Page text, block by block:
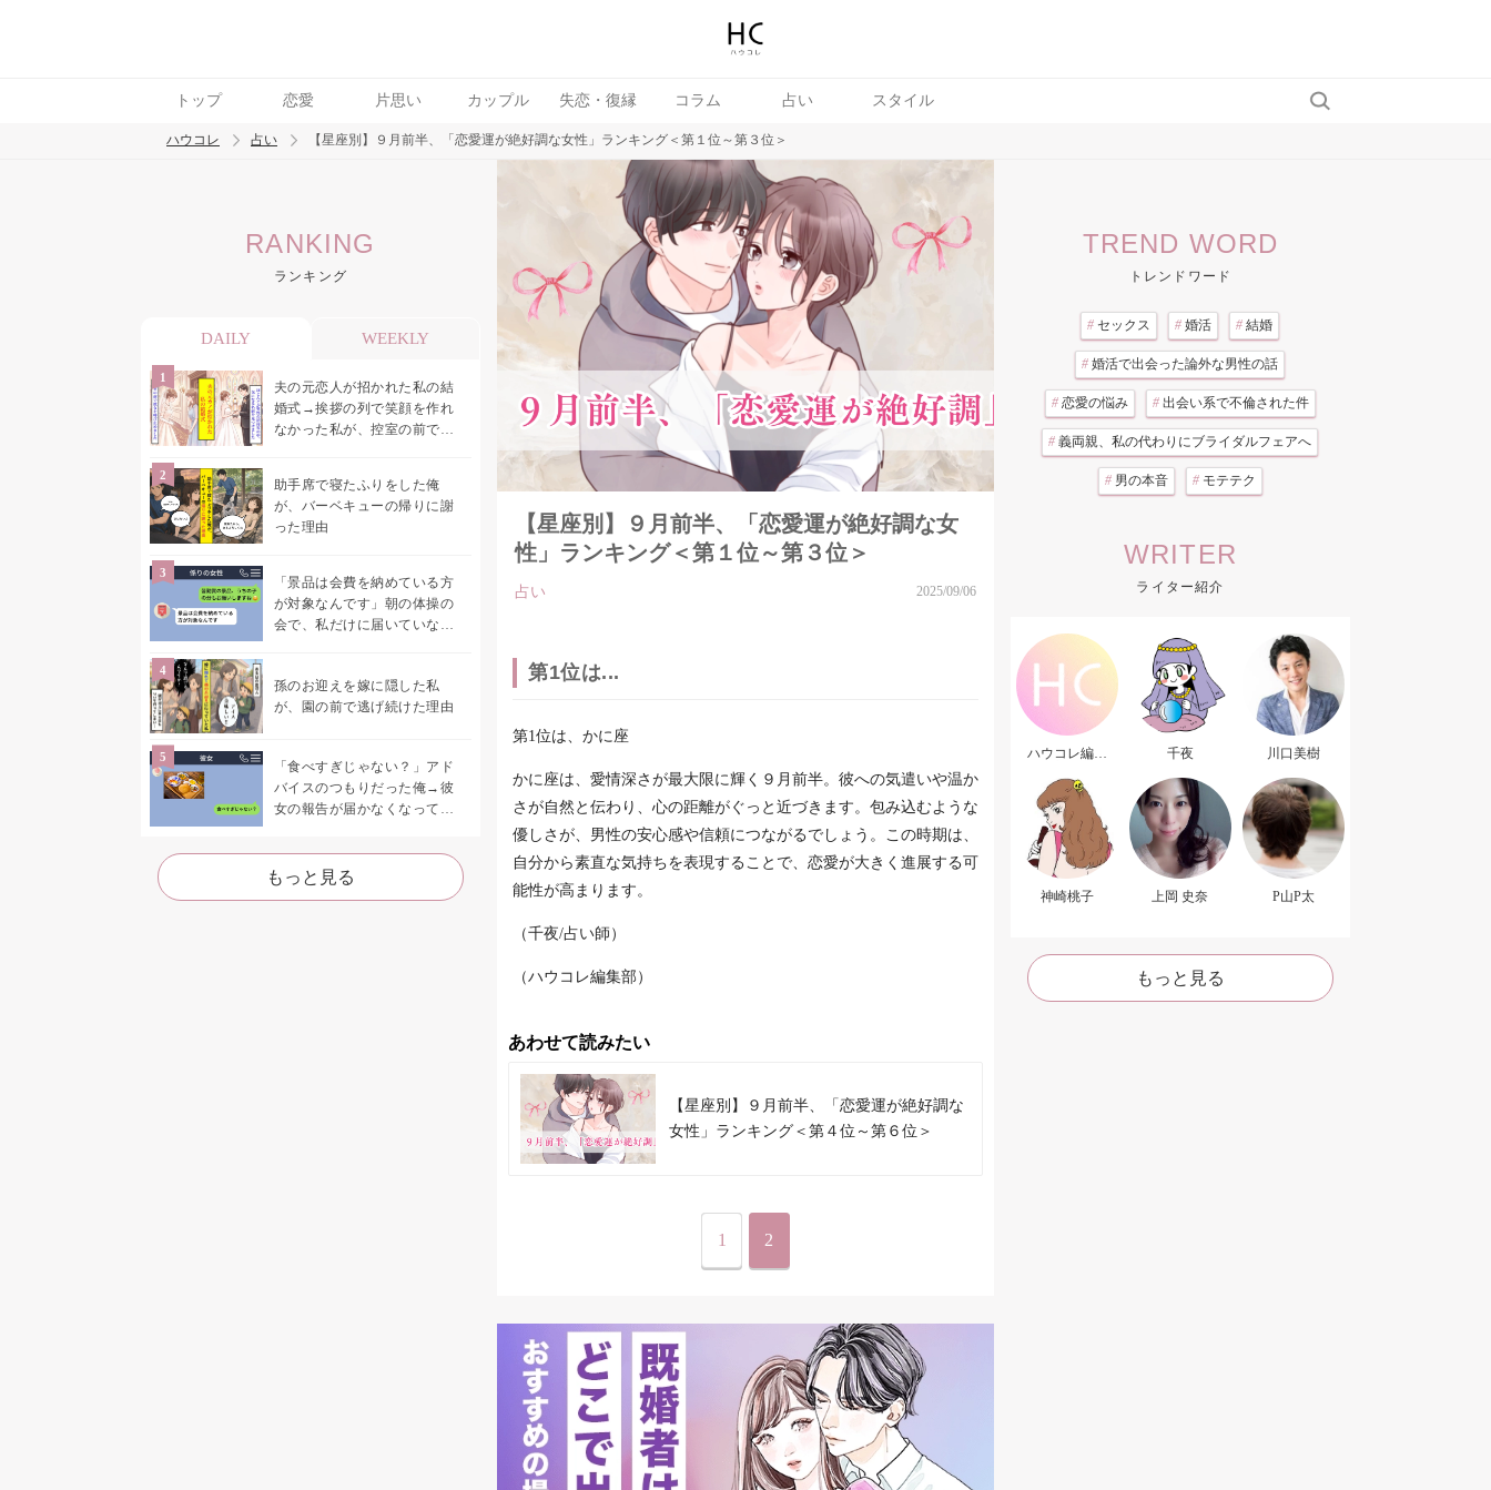
トップ 恋愛 片思い カップル 失恋・復縁 コラム 占い スタイル
トレンド ワード
ハウコレ 占い 【星座別】９月前半、「恋愛運が絶好調な女性」ランキング＜第１位～第３位＞
RANKING
ランキング
DAILY WEEKLY
夫の元恋人が招かれた私の結
婚式→挨拶の列で笑顔を作れ
なかった私が、控室の前で彼
助手席で寝たふりをした俺
が、バーベキューの帰りに謝
った理由
「景品は会費を納めている方
が対象なんです」朝の体操の
会で、私だけに届いていなか
孫のお迎えを嫁に隠した私
が、園の前で逃げ続けた理由
「食べすぎじゃない？」アド
バイスのつもりだった俺→彼
女の報告が届かなくなって、
た
もっと見る
【星座別】９月前半、「恋愛運が絶好調な女
性」ランキング＜第１位～第３位＞
占い 2025/09/06
第1位は...
第1位は、かに座
かに座は、愛情深さが最大限に輝く９月前半。彼への気遣いや温か
さが自然と伝わり、心の距離がぐっと近づきます。包み込むような
優しさが、男性の安心感や信頼につながるでしょう。この時期は、
自分から素直な気持ちを表現することで、恋愛が大きく進展する可
能性が高まります。
（千夜/占い師）
（ハウコレ編集部）
あわせて読みたい
【星座別】９月前半、「恋愛運が絶好調な
女性」ランキング＜第４位～第６位＞
1 2
TREND WORD
トレンドワード
# セックス # 婚活 # 結婚
# 婚活で出会った論外な男性の話
# 恋愛の悩み # 出会い系で不倫された件
# 義両親、私の代わりにブライダルフェアへ
# 男の本音 # モテテク
WRITER
ライター紹介
ハウコレ編集
千夜 川口美樹
神崎桃子 上岡 史奈 P山P太
もっと見る